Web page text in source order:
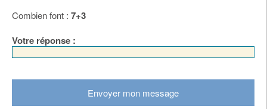
Combien font : 7+3
Votre réponse :